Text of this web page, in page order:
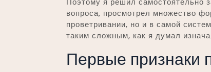
вопроса, просмотрел множество
проветривании, но и в самой
таким сложным, как я думал
Первые признаки